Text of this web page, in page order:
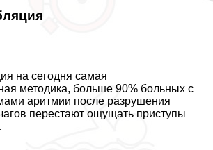
на сегодня самая
методика, больше 90% больных с
аритмии после разрушения
перестают ощущать приступы